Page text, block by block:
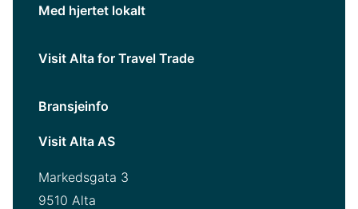
Med hjertet lokalt
Visit Alta for Travel Trade
Bransjeinfo
Visit Alta AS
Markedsgata 3
9510 Alta